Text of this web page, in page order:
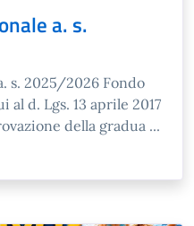
a. s.
s. 2025/2026 Fondo
d. Lgs. 13 aprile 2017
della gradua ...